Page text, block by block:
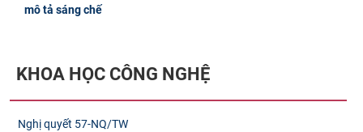
mô tả sáng chế
KHOA HỌC CÔNG NGHỆ
Nghị quyết 57-NQ/TW